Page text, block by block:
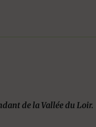
de la Vallée du Loir.